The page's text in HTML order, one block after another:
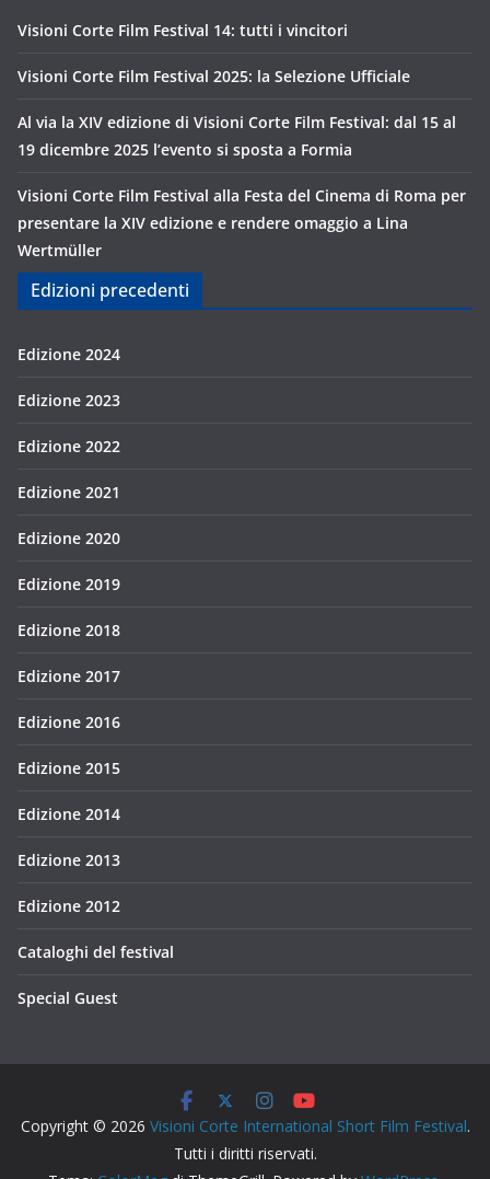
Visioni Corte Film Festival 14: tutti i vincitori
Visioni Corte Film Festival 2025: la Selezione Ufficiale
Al via la XIV edizione di Visioni Corte Film Festival: dal 15 al
19 dicembre 2025 l’evento si sposta a Formia
Visioni Corte Film Festival alla Festa del Cinema di Roma per
presentare la XIV edizione e rendere omaggio a Lina
Wertmüller
Edizioni precedenti
Edizione 2024
Edizione 2023
Edizione 2022
Edizione 2021
Edizione 2020
Edizione 2019
Edizione 2018
Edizione 2017
Edizione 2016
Edizione 2015
Edizione 2014
Edizione 2013
Edizione 2012
Cataloghi del festival
Special Guest
Copyright © 2026 Visioni Corte International Short Film Festival.
Tutti i diritti riservati.